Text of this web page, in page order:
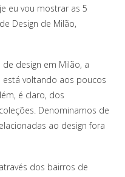
eu vou mostrar as 5
Design de Milão,
design em Milão, a
voltando aos poucos
é claro, dos
Denominamos de
ao design fora
dos bairros de